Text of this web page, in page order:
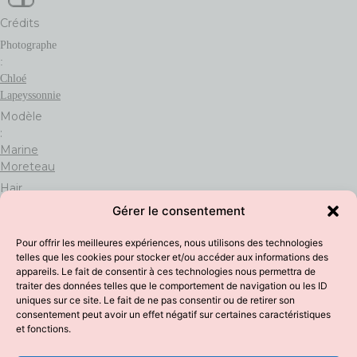
Gérer le consentement
Pour offrir les meilleures expériences, nous utilisons des technologies
telles que les cookies pour stocker et/ou accéder aux informations des
appareils. Le fait de consentir à ces technologies nous permettra de
traiter des données telles que le comportement de navigation ou les ID
uniques sur ce site. Le fait de ne pas consentir ou de retirer son
consentement peut avoir un effet négatif sur certaines caractéristiques
et fonctions.
Crédits
Photographe
:
Chloé
Lapeyssonnie
Modèle
:
Marine
Moreteau
Hair
Virginie
Debourg
CGV